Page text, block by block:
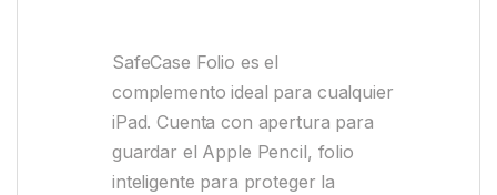
SafeCase Folio es el
complemento ideal para cualquier
iPad. Cuenta con apertura para
guardar el Apple Pencil, folio
inteligente para proteger la